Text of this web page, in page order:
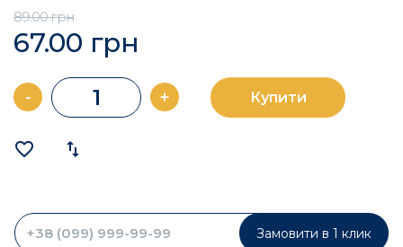
89.00 грн
67.00 грн
- + Купити
favorite_border import_export
Замовити в 1 клик